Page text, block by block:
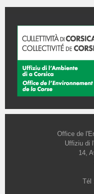
Office de
Uffiziu di
14,
Tél